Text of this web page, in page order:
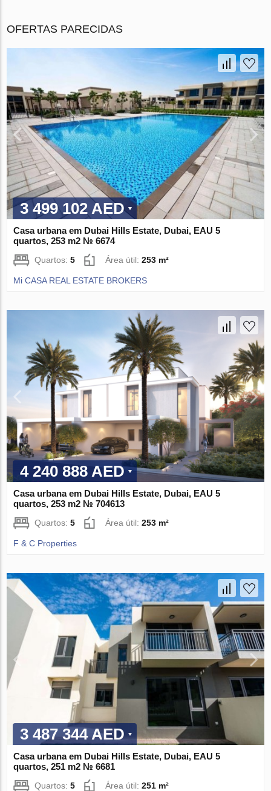
OFERTAS PARECIDAS
3 499 102 AED
Casa urbana em Dubai Hills Estate, Dubai, EAU 5
quartos, 253 m2 № 6674
Quartos:5 Área útil:253 m²
Mi CASA REAL ESTATE BROKERS
4 240 888 AED
Casa urbana em Dubai Hills Estate, Dubai, EAU 5
quartos, 253 m2 № 704613
Quartos:5 Área útil:253 m²
F & C Properties
3 487 344 AED
Casa urbana em Dubai Hills Estate, Dubai, EAU 5
quartos, 251 m2 № 6681
Quartos:5 Área útil:251 m²